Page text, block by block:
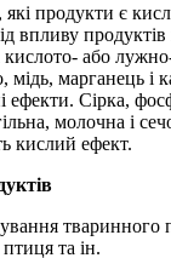
продукти є
впливу продуктів
або
мідь, марганець і
ефекти. Сірка,
молочна і
кислий ефект.
тваринного
та ін.